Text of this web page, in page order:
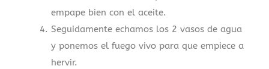
empape bien con el aceite.
Seguidamente echamos los 2 vasos de agua
y ponemos el fuego vivo para que empiece a
hervir.